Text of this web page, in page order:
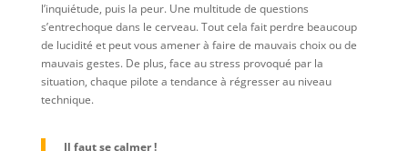
l’inquiétude, puis la peur. Une multitude de questions
s’entrechoque dans le cerveau. Tout cela fait perdre beaucoup
de lucidité et peut vous amener à faire de mauvais choix ou de
mauvais gestes. De plus, face au stress provoqué par la
situation, chaque pilote a tendance à régresser au niveau
technique.
Il faut se calmer !